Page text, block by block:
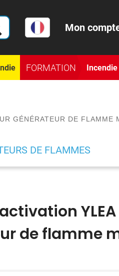
Mon
FORMATION Incendie
GÉNÉRATEUR DE FLAMME
DE FLAMMES
de flamme